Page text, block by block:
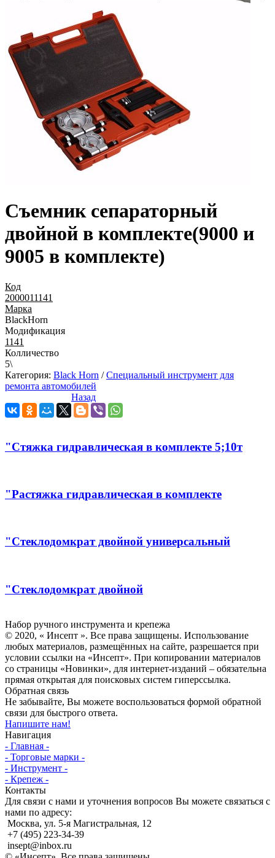
Съемник сепараторный
двойной в комплекте(9000 и
9005 в комплекте)
Код
2000011141
Марка
BlackHorn
Модификация
1141
Колличество
5\
Категория: Black Horn /Специальный инструмент для
ремонта автомобилей
Назад
"Стяжка гидравлическая в комплекте 5;10т
"Растяжка гидравлическая в комплекте
"Стеклодомкрат двойной универсальный
"Стеклодомкрат двойной
Набор ручного инструмента и крепежа
© 2020, « Инсепт ». Все права защищены. Использование
любых материалов, размещённых на сайте, разрешается при
условии ссылки на «Инсепт». При копировании материалов
со страницы «Новинки», для интернет-изданий – обязательна
прямая открытая для поисковых систем гиперссылка.
Обратная связь
Не забывайте, Вы можете воспользоваться формой обратной
связи для быстрого ответа.
Напишите нам!
Навигация
- Главная -
- Торговые марки -
- Инструмент -
- Крепеж -
Контакты
Для связи с нами и уточнения вопросов Вы можете связаться с
нами по адресу:
Москва, ул. 5-я Магистральная, 12
+7 (495) 223-34-39
insept@inbox.ru